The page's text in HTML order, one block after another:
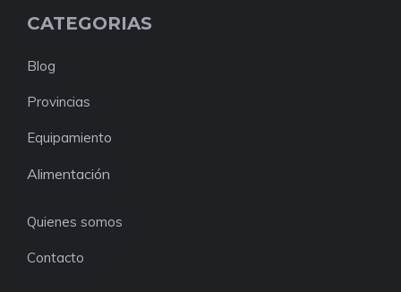
CATEGORIAS
Blog
Provincias
Equipamiento
Alimentación
Quienes somos
Contacto